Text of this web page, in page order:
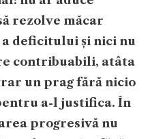
rezolve măcar
deficitului și nici nu
contribuabili, atâta
un prag fără nicio
a-l justifica. În
progresivă nu